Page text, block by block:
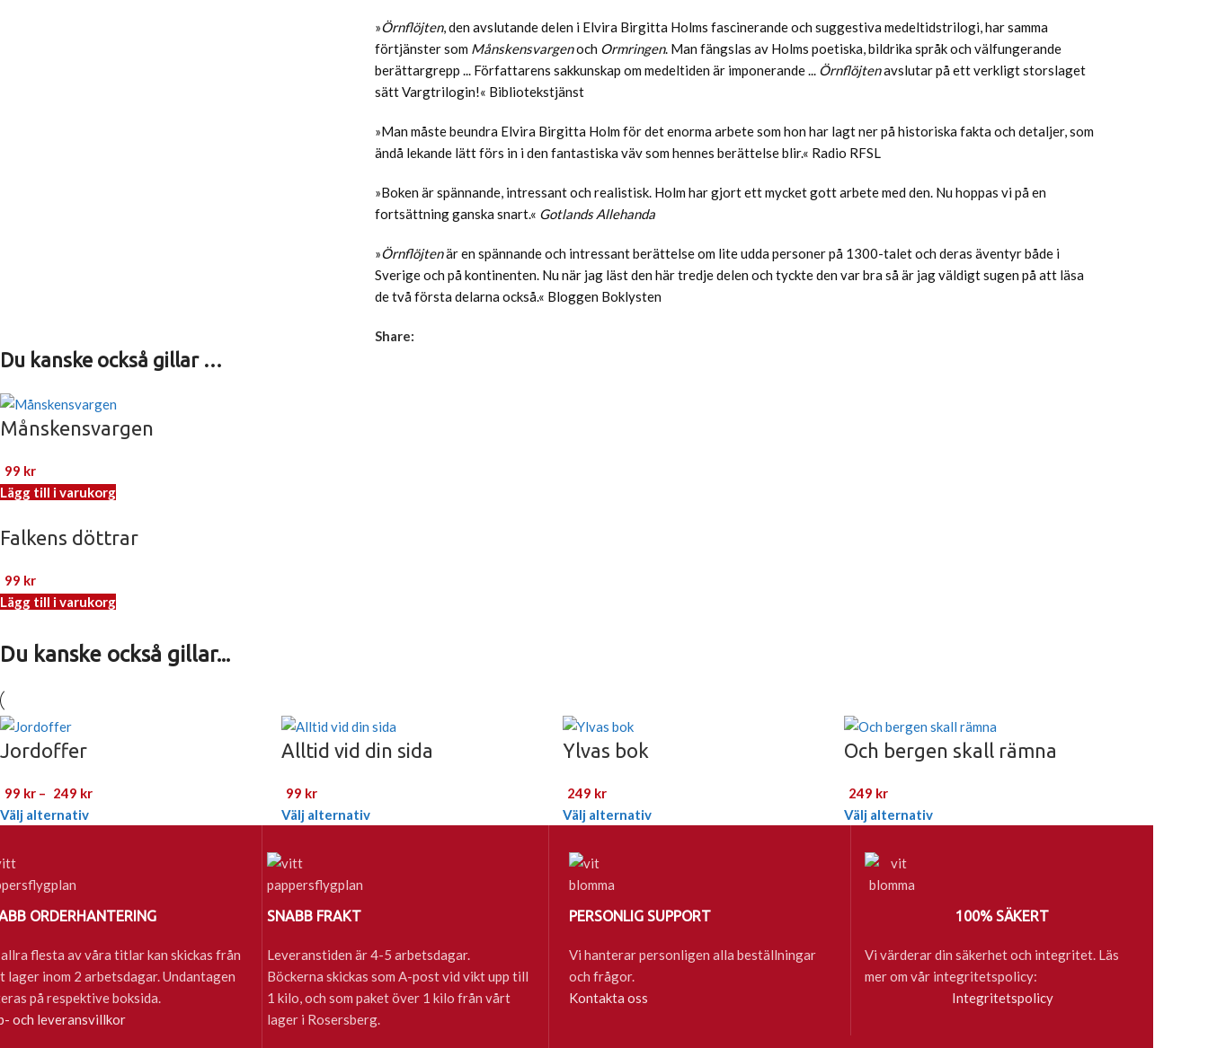
»Örnflöjten, den avslutande delen i Elvira Birgitta Holms fascinerande och suggestiva medeltidstrilogi, har samma
förtjänster som Månskensvargenoch Ormringen. Man fängslas av Holms poetiska, bildrika språk och välfungerande
berättargrepp ... Författarens sakkunskap om medeltiden är imponerande ... Örnflöjtenavslutar på ett verkligt storslaget
sätt Vargtrilogin!« Bibliotekstjänst
»Man måste beundra Elvira Birgitta Holm för det enorma arbete som hon har lagt ner på historiska fakta och detaljer, som
ändå lekande lätt förs in i den fantastiska väv som hennes berättelse blir.« Radio RFSL
»Boken är spännande, intressant och realistisk. Holm har gjort ett mycket gott arbete med den. Nu hoppas vi på en
fortsättning ganska snart.« Gotlands Allehanda
»Örnflöjtenär en spännande och intressant berättelse om lite udda personer på 1300-talet och deras äventyr både i
Sverige och på kontinenten. Nu när jag läst den här tredje delen och tyckte den var bra så är jag väldigt sugen på att läsa
de två första delarna också.« Bloggen Boklysten
Share:
Du kanske också gillar …
Månskensvargen
99 kr
Lägg till i varukorg
Falkens döttrar
99 kr
Lägg till i varukorg
Du kanske också gillar...
Jordoffer
99 kr – 249 kr
Välj alternativ
Alltid vid din sida
99 kr
Välj alternativ
Ylvas bok
249 kr
Välj alternativ
Och bergen skall rämna
249 kr
Välj alternativ
ORDERHANTERING
flesta av våra titlar kan skickas från
lager inom 2 arbetsdagar. Undantagen
på respektive boksida.
och leveransvillkor
SNABB FRAKT
Leveranstiden är 4-5 arbetsdagar.
Böckerna skickas som A-post vid vikt upp till
1 kilo, och som paket över 1 kilo från vårt
lager i Rosersberg.
PERSONLIG SUPPORT
Vi hanterar personligen alla beställningar
och frågor.
Kontakta oss
100% SÄKERT
Vi värderar din säkerhet och integritet. Läs
mer om vår integritetspolicy:
Integritetspolicy
Senaste nytt
Inköp av böcker till skola